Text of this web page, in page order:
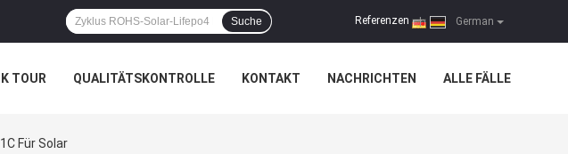
German
Referenzen |
Suche
TOUR QUALITÄTSKONTROLLE KONTAKT NACHRICHTEN ALLE FÄLLE
Für Solar